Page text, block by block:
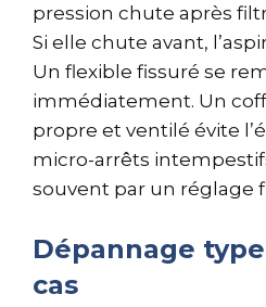
pression chute après
Si elle chute avant,
Un flexible fissuré se
immédiatement. Un
propre et ventilé évite
micro-arrêts
souvent par un réglage
Dépannage
cas